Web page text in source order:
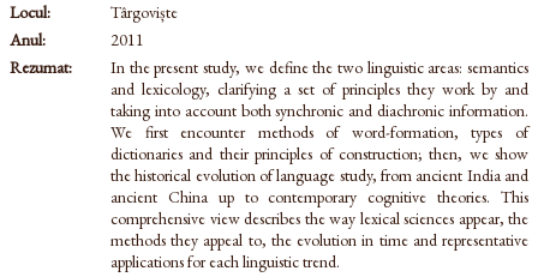
Locul:
Târgoviște
Anul:
2011
Rezumat:
In the present study, we define the two linguistic areas: semantics
and lexicology, clarifying a set of principles they work by and
taking into account both synchronic and diachronic information.
We first encounter methods of word-formation, types of
dictionaries and their principles of construction; then, we show
the historical evolution of language study, from ancient India and
ancient China up to contemporary cognitive theories. This
comprehensive view describes the way lexical sciences appear, the
methods they appeal to, the evolution in time and representative
applications for each linguistic trend.